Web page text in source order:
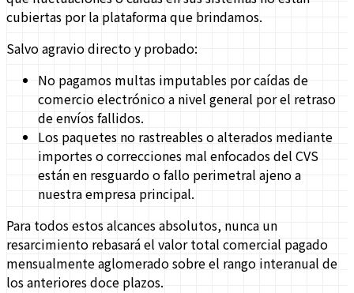
cubiertas por la plataforma que brindamos.
Salvo agravio directo y probado:
No pagamos multas imputables por caídas de
comercio electrónico a nivel general por el retraso
de envíos fallidos.
Los paquetes no rastreables o alterados mediante
importes o correcciones mal enfocados del CVS
están en resguardo o fallo perimetral ajeno a
nuestra empresa principal.
Para todos estos alcances absolutos, nunca un
resarcimiento rebasará el valor total comercial pagado
mensualmente aglomerado sobre el rango interanual de
los anteriores doce plazos.